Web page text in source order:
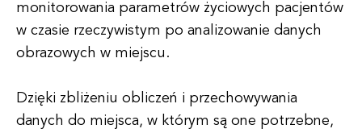
monitorowania parametrów życiowych pacjentów
w czasie rzeczywistym po analizowanie danych
obrazowych w miejscu.
Dzięki zbliżeniu obliczeń i przechowywania
danych do miejsca, w którym są one potrzebne,